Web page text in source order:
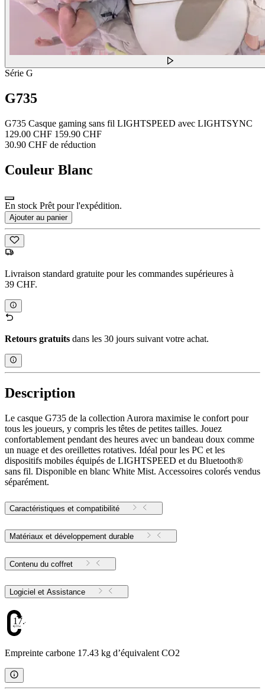
Série G
G735
G735 Casque gaming sans fil LIGHTSPEED avec LIGHTSYNC
129.00 CHF 159.90 CHF
30.90 CHF de réduction
Couleur Blanc
En stock Prêt pour l'expédition.
Ajouter au panier
Livraison standard gratuite pour les commandes supérieures à
39 CHF.
Retours gratuits dans les 30 jours suivant votre achat.
Description
Le casque G735 de la collection Aurora maximise le confort pour
tous les joueurs, y compris les têtes de petites tailles. Jouez
confortablement pendant des heures avec un bandeau doux comme
un nuage et des oreillettes rotatives. Idéal pour les PC et les
dispositifs mobiles équipés de LIGHTSPEED et du Bluetooth®
sans fil. Disponible en blanc White Mist. Accessoires colorés vendus
séparément.
Caractéristiques et compatibilité
Matériaux et développement durable
Contenu du coffret
Logiciel et Assistance
17.43
Empreinte carbone 17.43 kg d’équivalent CO2